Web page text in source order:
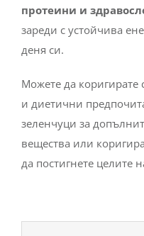
протеини и
зареди с устойчива
деня си.
Можете да коригирате
и диетични
зеленчуци за
вещества или
да постигнете целите